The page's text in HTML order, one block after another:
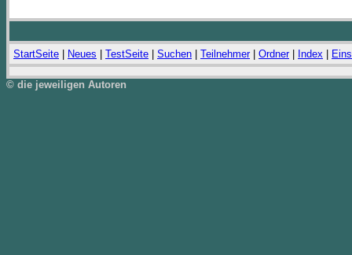
StartSeite Neues TestSeite Suchen Teilnehmer| Ordner| Index
© die jeweiligen Autoren